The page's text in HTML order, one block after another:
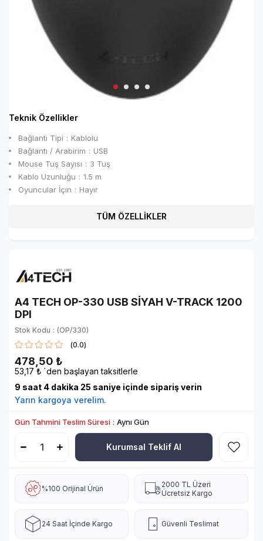
Teknik Özellikler
Bağlantı Tipi
Kablolu
Bağlantı / Arabirim
USB
Mouse Tuş Sayısı
3 Tuş
Kablo Uzunluğu
1.5 m
Oyuncular İçin
Hayır
TÜM ÖZELLİKLER
A4 TECH OP-330 USB SİYAH V-TRACK 1200
DPI
Stok Kodu
(OP/330)
0.0
478,50 ₺
53,17 ₺ `den başlayan taksitlerle
9 saat 4 dakika 25 saniye içinde sipariş verin
Yarın kargoya verelim.
Gün Tahmini Teslim Süresi : Aynı Gün
Kurumsal Teklif Al
%100 Orijinal Ürün
2000 TL Üzeri
Ücretsiz Kargo
24 Saat İçinde Kargo Güvenli Teslimat